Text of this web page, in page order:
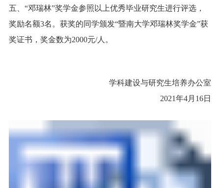
五、“邓瑞林”奖学金参照以上优秀毕业研究生进行评选，
奖励名额3名。获奖的同学颁发“暨南大学邓瑞林奖学金”获
奖证书，奖金数为2000元/人。
学科建设与研究生培养办公室
2021年4月 16日